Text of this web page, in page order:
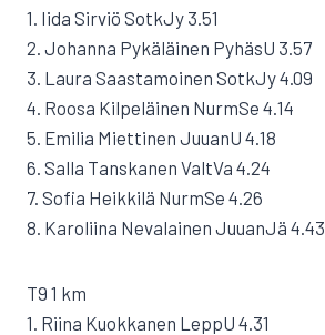
1. Iida Sirviö SotkJy 3.51
2. Johanna Pykäläinen PyhäsU 3.57
3. Laura Saastamoinen SotkJy 4.09
4. Roosa Kilpeläinen NurmSe 4.14
5. Emilia Miettinen JuuanU 4.18
6. Salla Tanskanen ValtVa 4.24
7. Sofia Heikkilä NurmSe 4.26
8. Karoliina Nevalainen JuuanJä 4.43
T9 1 km
1. Riina Kuokkanen LeppU 4.31